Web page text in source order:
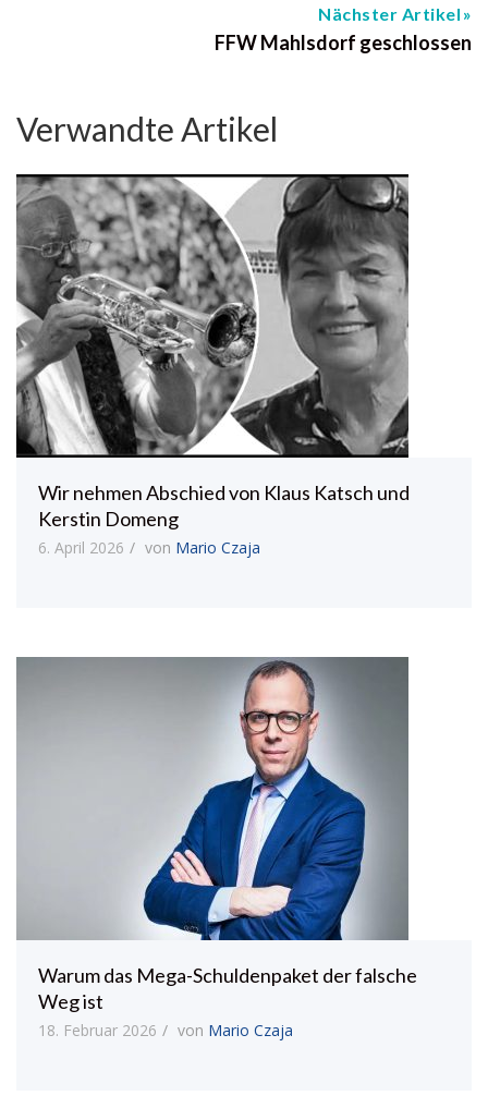
Nächster Artikel
FFW Mahlsdorf geschlossen
Verwandte Artikel
Wir nehmen Abschied von Klaus Katsch und
Kerstin Domeng
6. April 2026 von Mario Czaja
Warum das Mega-Schuldenpaket der falsche
Weg ist
18. Februar 2026 von Mario Czaja